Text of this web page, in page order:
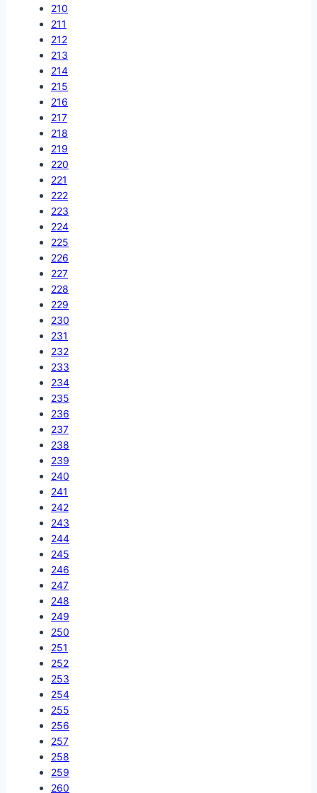
210
211
212
213
214
215
216
217
218
219
220
221
222
223
224
225
226
227
228
229
230
231
232
233
234
235
236
237
238
239
240
241
242
243
244
245
246
247
248
249
250
251
252
253
254
255
256
257
258
259
260